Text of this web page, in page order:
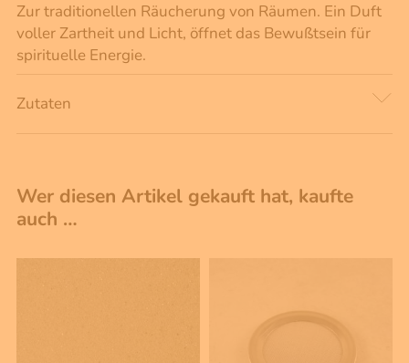
Zur traditionellen Räucherung von Räumen. Ein Duft
voller Zartheit und Licht, öffnet das Bewußtsein für
spirituelle Energie.
Zutaten
Wer diesen Artikel gekauft hat, kaufte
auch …